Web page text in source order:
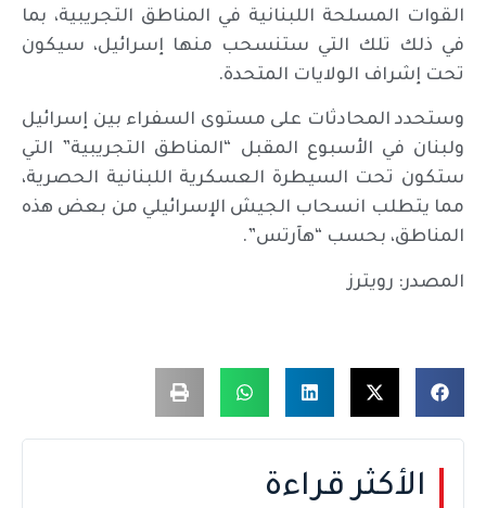
القوات المسلحة اللبنانية في المناطق التجريبية، بما
في ذلك تلك التي ستنسحب منها إسرائيل، سيكون
تحت إشراف الولايات المتحدة.
وستحدد المحادثات على مستوى السفراء بين إسرائيل
ولبنان في الأسبوع المقبل “المناطق التجريبية” التي
ستكون تحت السيطرة العسكرية اللبنانية الحصرية،
مما يتطلب انسحاب الجيش الإسرائيلي من بعض هذه
المناطق، بحسب “هآرتس”.
المصدر: رويترز
الأكثر قراءة